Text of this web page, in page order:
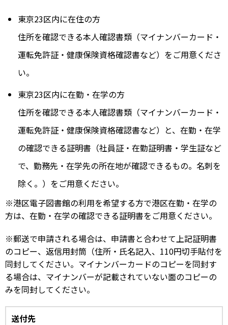
東京23区内に在住の方
住所を確認できる本人確認書類（マイナンバーカード・
運転免許証・健康保険資格確認書など）をご用意くださ
い。
東京23区内に在勤・在学の方
住所を確認できる本人確認書類（マイナンバーカード・
運転免許証・健康保険資格確認書など）と、在勤・在学
の確認できる証明書（社員証・在勤証明書・学生証など
で、勤務先・在学先の所在地が確認できるもの。名刺を
除く。）をご用意ください。
※港区電子図書館の利用を希望する方で港区在勤・在学の
方は、在勤・在学の確認できる証明書をご用意ください。
※郵送で申請される場合は、申請書と合わせて上記証明書
のコピー、返信用封筒（住所・氏名記入、110円切手貼付を
同封してください。マイナンバーカードのコピーを同封す
る場合は、マイナンバーが記載されていない面のコピーの
みを同封してください。
送付先